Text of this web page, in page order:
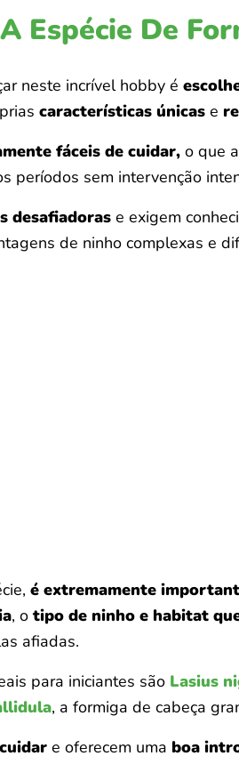
Espécie De
neste incrível hobby é
características únicas e
fáceis de cuidar, o que
períodos sem intervenção
desafiadoras e exigem
de ninho complexas e
é extremamente
, otipo de ninho e habitat
afiadas.
para iniciantes são Lasius
, a formiga de cabeça
e oferecem uma boa